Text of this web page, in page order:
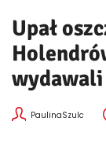
Upał
PaulinaSzulc